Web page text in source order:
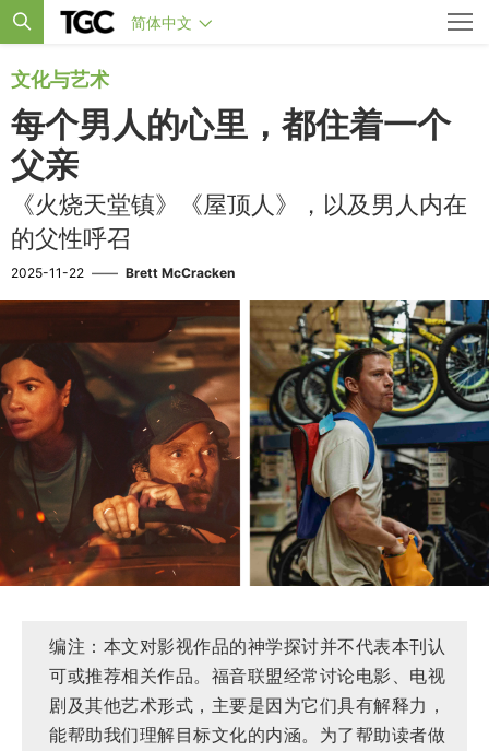
简体中文
文化与艺术
每个男人的心里，都住着一个
父亲
《火烧天堂镇》《屋顶人》，以及男人内在
的父性呼召
2025-11-22 —— Brett McCracken
编注：本文对影视作品的神学探讨并不代表本刊认
可或推荐相关作品。福音联盟经常讨论电影、电视
剧及其他艺术形式，主要是因为它们具有解释力，
能帮助我们理解目标文化的内涵。为了帮助读者做